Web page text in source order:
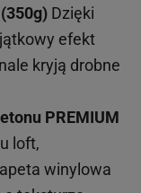
Dzięki
efekt
kryją drobne
PREMIUM
loft,
winylowa